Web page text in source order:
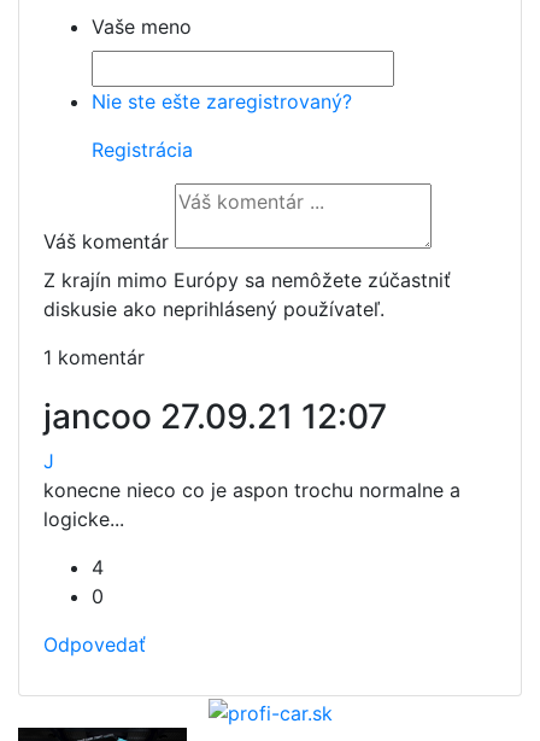
Vaše meno
Nie ste ešte zaregistrovaný?
Registrácia
Váš komentár
Z krajín mimo Európy sa nemôžete zúčastniť
diskusie ako neprihlásený používateľ.
1 komentár
jancoo 27.09.21 12:07
J
konecne nieco co je aspon trochu normalne a
logicke...
4
0
Odpovedať